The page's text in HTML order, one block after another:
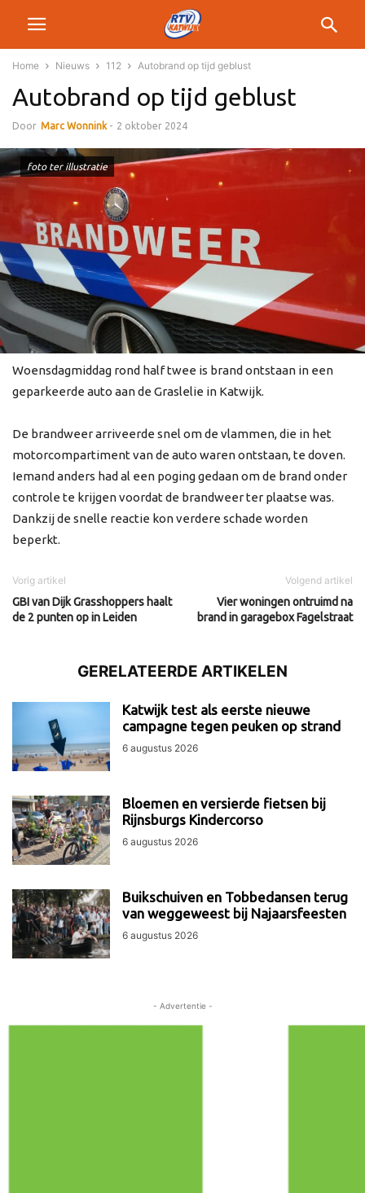
Home Nieuws 112 Autobrand op tijd geblust
Autobrand op tijd geblust
Door Marc Wonnink - 2 oktober 2024
foto ter illustratie
Woensdagmiddag rond half twee is brand ontstaan in een
geparkeerde auto aan de Graslelie in Katwijk.
De brandweer arriveerde snel om de vlammen, die in het
motorcompartiment van de auto waren ontstaan, te doven.
Iemand anders had al een poging gedaan om de brand onder
controle te krijgen voordat de brandweer ter plaatse was.
Dankzij de snelle reactie kon verdere schade worden
beperkt.
Vorig artikel
GBI van Dijk Grasshoppers haalt
de 2 punten op in Leiden
Volgend artikel
Vier woningen ontruimd na
brand in garagebox Fagelstraat
GERELATEERDE ARTIKELEN
Katwijk test als eerste nieuwe
campagne tegen peuken op strand
6 augustus 2026
Bloemen en versierde fietsen bij
Rijnsburgs Kindercorso
6 augustus 2026
Buikschuiven en Tobbedansen terug
van weggeweest bij Najaarsfeesten
6 augustus 2026
- Advertentie -